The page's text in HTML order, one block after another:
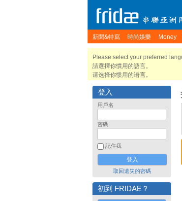
新聞&特寫 時尚娛樂 Money
Please select your preferred
請選擇你慣用的語言。
请选择你惯用的语言。
登入
用戶名
密碼
記住我
取回遺失的密碼
初到 FRIDAE？